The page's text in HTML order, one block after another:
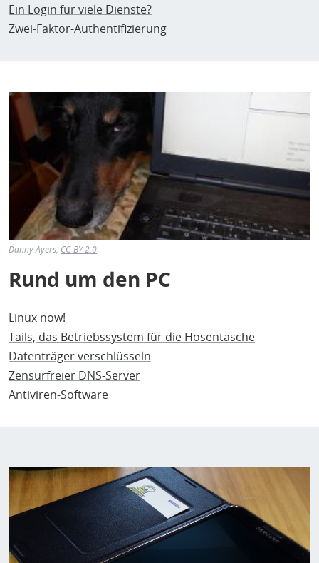
Ein Login für viele Dienste?
Zwei-Faktor-Authentifizierung
Danny Ayers, CC-BY 2.0
Rund um den PC
Linux now!
Tails, das Betriebssystem für die Hosentasche
Datenträger verschlüsseln
Zensurfreier DNS-Server
Antiviren-Software